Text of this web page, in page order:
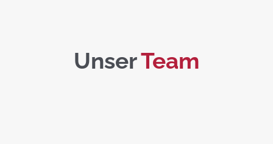
UnserTeam